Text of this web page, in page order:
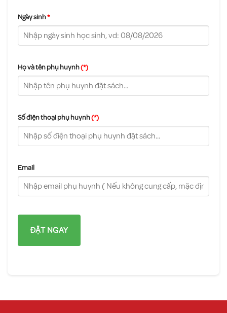
Ngày sinh*
Họ và tên phụ huynh(*)
Số điện thoại phụ huynh(*)
Email
ĐẶT NGAY